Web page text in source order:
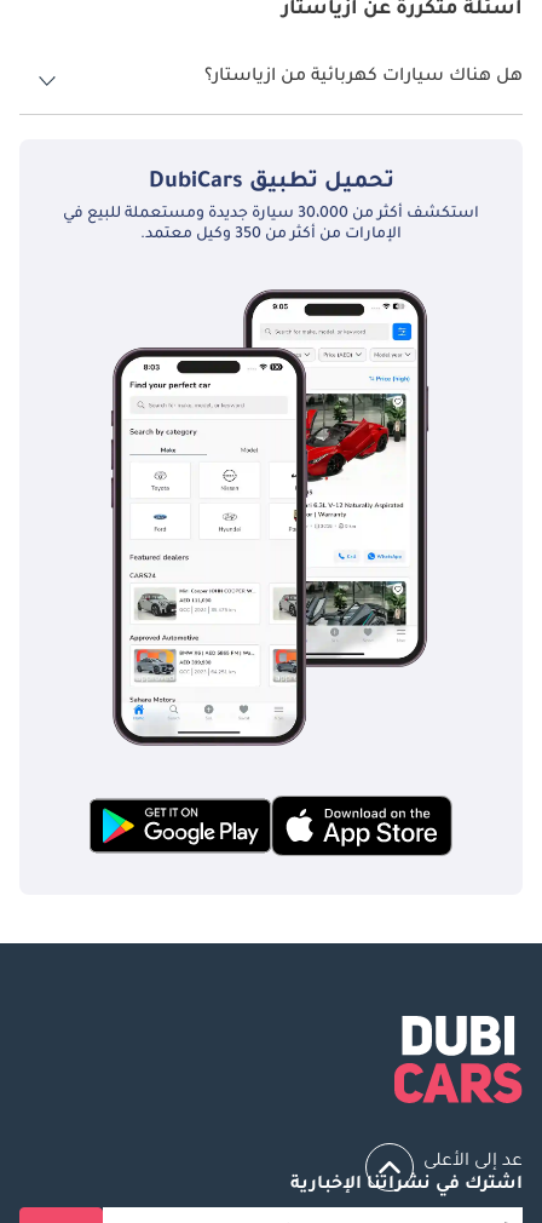
الإمارات العربية المتحدة. من الداخل والخارج المذهل ، جنبًا إلى
جنب مع ميزات الأمان المتقدمة ، تجعله المفضل لدى شركات السفر
خصائص فريدة
العلامة التجارية لراحة الركاب. توفر سياراتهم ، مثل YBL6125H ،
علاوة على ذلك ، فإن تفاني شركة Asia Star في الحد من التأثير
المتحدة. ساهم فهمهم لمتطلبات السوق الفريدة وقدرتهم على تلبية
أسئلة متكررة عن ازياستار
هل هناك سيارات كهربائية من ازياستار؟
لا، ازياستار لا تقدم أي سيارات كهربائية في الإمارات العربية المتحدة.
تحميل تطبيق DubiCars
استكشف أكثر من 30،000 سيارة جديدة ومستعملة للبيع في
الإمارات من أكثر من 350 وكيل معتمد.
عد إلى الأعلى
اشترك في نشراتنا الإخبارية